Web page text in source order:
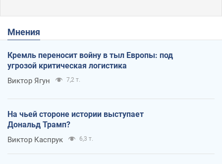
Мнения
Кремль переносит войну в тыл Европы: под
угрозой критическая логистика
Виктор Ягун 7,2 т.
На чьей стороне истории выступает
Дональд Трамп?
Виктор Каспрук 6,3 т.